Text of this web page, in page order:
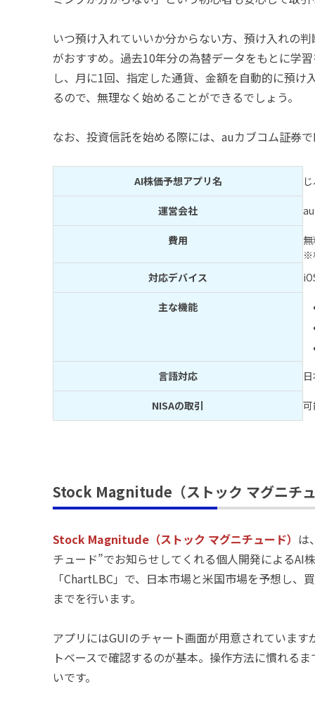
いつ預け入れていいか分からない方、預け入れの
がおすすめ。過去10年分の為替データをもとに学
し、月に1回、指定した通貨、金額を自動的に預
るので、無理なく始めることができるでしょう。
なお、投資信託を始める際には、auカブコム証券
AI株価予想アプリ名
運営会社
費用
※
対応デバイス
主な機能
言語対応
NISAの取引
Stock Magnitude（ストック マグニチ
Stock Magnitude（ストック マグニチュード） は
チュード”でお知らせしてくれる個人開発によるAI
「ChartLBC」で、日本市場と米国市場を予想し
までを行います。
アプリにはGUIのチャート画面が用意されていま
トベースで確認するのが基本。操作方法に慣れる
いです。